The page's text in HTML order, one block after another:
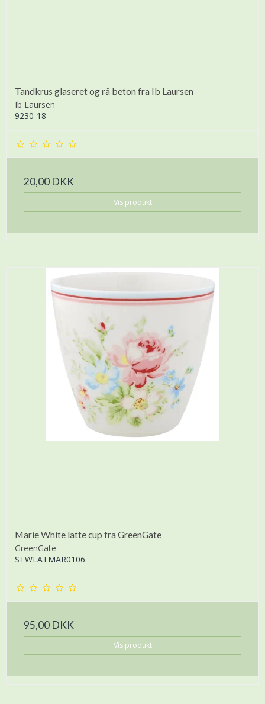
Tandkrus glaseret og rå beton fra Ib Laursen
Ib Laursen
9230-18
20,00 DKK
Vis produkt
Marie White latte cup fra GreenGate
GreenGate
STWLATMAR0106
95,00 DKK
Vis produkt